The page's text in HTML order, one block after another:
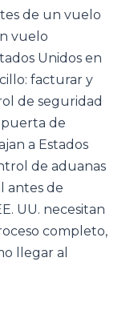
de un vuelo
vuelo
Unidos en
facturar y
de seguridad
puerta de
a Estados
de aduanas
antes de
UU. necesitan
completo,
llegar al